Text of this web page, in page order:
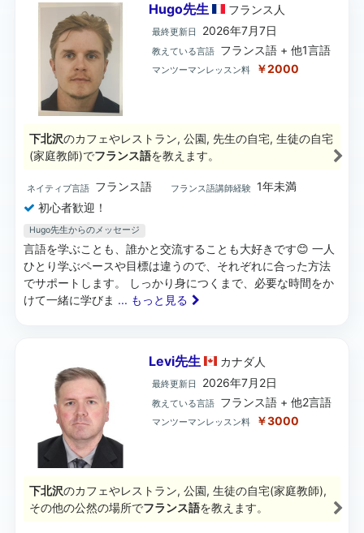
Hugo先生 フランス 人
最終更新日 2026年7月7日
教えている言語 フランス語 + 他1言語
マンツーマンレッスン料 ￥2000
下北沢のカフェやレストラン, 公園, 先生の自宅, 生徒の自宅
(家庭教師)でフランス語を教えます。
ネイティブ言語 フランス語 フランス語講師経験 1年未満
初心者歓迎！
Hugo先生からのメッセージ
言語を学ぶことも、誰かと交流することも大好きです😊 一人
ひとり学ぶペースや目標は違うので、それぞれに合った方法
でサポートします。 しっかり身につくまで、必要な時間をか
けて一緒に学びま ... もっと見る
Levi先生 カナダ人
最終更新日 2026年7月2日
教えている言語 フランス語 + 他2言語
マンツーマンレッスン料 ￥3000
下北沢のカフェやレストラン, 公園, 生徒の自宅(家庭教師),
その他の公然の場所でフランス語を教えます。